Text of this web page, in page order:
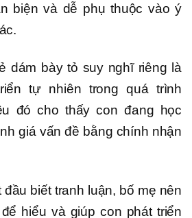
biện và dễ phụ thuộc vào ý
dám bày tỏ suy nghĩ riêng là
tự nhiên trong quá trình
đó cho thấy con đang học
giá vấn đề bằng chính nhận
biết tranh luận, bố mẹ nên
hiểu và giúp con phát triển